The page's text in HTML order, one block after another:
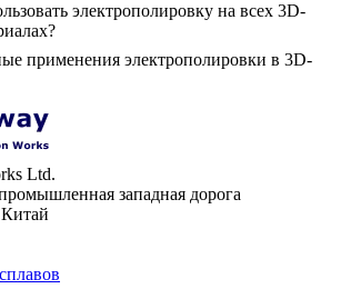
электрополировку на всех 3D-
применения электрополировки в 3D-
Ltd.
западная дорога